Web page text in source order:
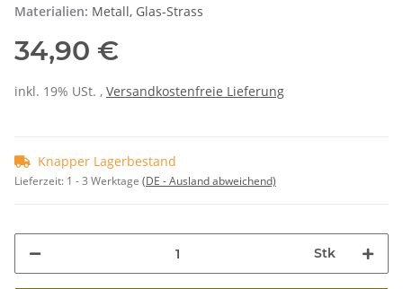
Materialien: Metall, Glas-Strass
34,90 €
inkl. 19% USt. , Versandkostenfreie Lieferung
Knapper Lagerbestand
Lieferzeit: 1 - 3 Werktage (DE - Ausland abweichend)
Stk